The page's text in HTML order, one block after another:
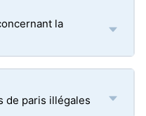
la
de paris illégales